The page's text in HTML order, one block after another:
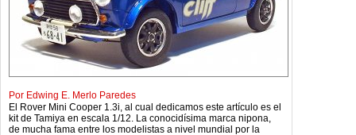
Por Edwing E. Merlo Paredes
El Rover Mini Cooper 1.3i, al cual dedicamos este artículo es el
kit de Tamiya en escala 1/12. La conocidísima marca nipona,
de mucha fama entre los modelistas a nivel mundial por la